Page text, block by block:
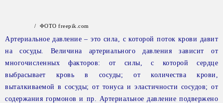
/ ФОТО freepik.com
Артериальное давление – это сила, с которой поток крови давит
на сосуды. Величина артериального давления зависит от
многочисленных факторов: от силы, с которой сердце
выбрасывает кровь в сосуды; от количества крови,
выталкиваемой в сосуды; от тонуса и эластичности сосудов; от
содержания гормонов и пр. Артериальное давление подвержено